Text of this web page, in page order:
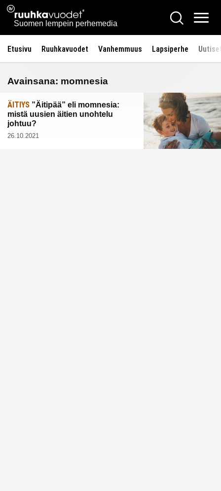
Siirry
sisältöön
Ruuhkavuodet.fi
Suomen lempein perhemedia
Hae
Etusivu Ruuhkavuodet Vanhemmuus Lapsiperhe
Avainsana: momnesia
ÄITIYS ”Äitipää” eli momnesia:
mistä uusien äitien unohtelu
johtuu?
26.10.2021